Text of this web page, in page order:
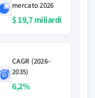
mercato 2026
$ 19,7 miliardi
CAGR (2026–
2035)
6,2%